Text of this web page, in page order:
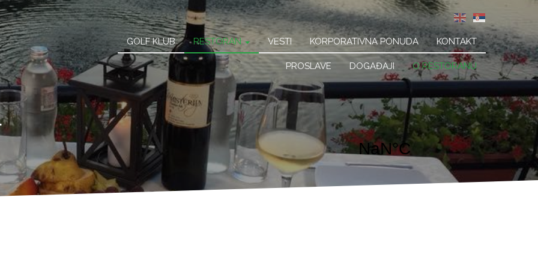
Main
navigation
GOLF KLUB RESTORAN
PROSLAVE DOGAĐAJI O RESTORANU
VESTI KORPORATIVNA PONUDA KONTAKT